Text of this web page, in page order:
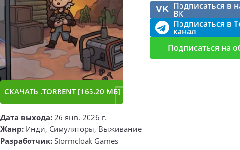
СКАЧАТЬ .TORRENT [165.20 МБ]
VK Подписаться в
ВК
Подписаться в
канал
Подписаться на
Дата выхода: 26 янв. 2026 г.
Жанр: Инди, Симуляторы, Выживание
Разработчик: Stormcloak Games